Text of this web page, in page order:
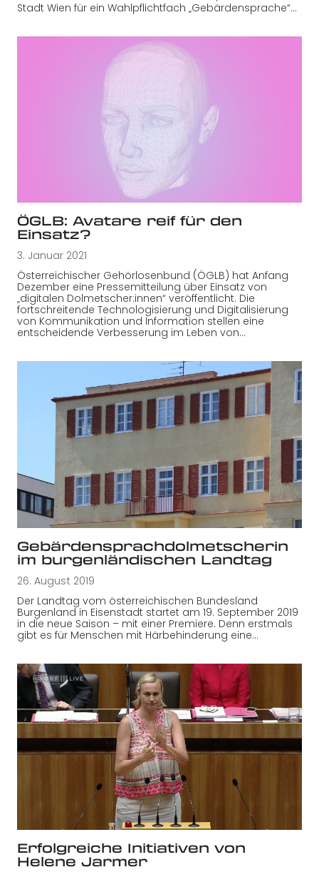
Stadt Wien für ein Wahlpflichtfach „Gebärdensprache“…
ÖGLB: Avatare reif für den
Einsatz?
3. Januar 2021
Österreichischer Gehörlosenbund (ÖGLB) hat Anfang
Dezember eine Pressemitteilung über Einsatz von
„digitalen Dolmetscher:innen“ veröffentlicht. Die
fortschreitende Technologisierung und Digitalisierung
von Kommunikation und Information stellen eine
entscheidende Verbesserung im Leben von…
Gebärdensprachdolmetscherin
im burgenländischen Landtag
26. August 2019
Der Landtag vom österreichischen Bundesland
Burgenland in Eisenstadt startet am 19. September 2019
in die neue Saison – mit einer Premiere. Denn erstmals
gibt es für Menschen mit Härbehinderung eine…
Erfolgreiche Initiativen von
Helene Jarmer